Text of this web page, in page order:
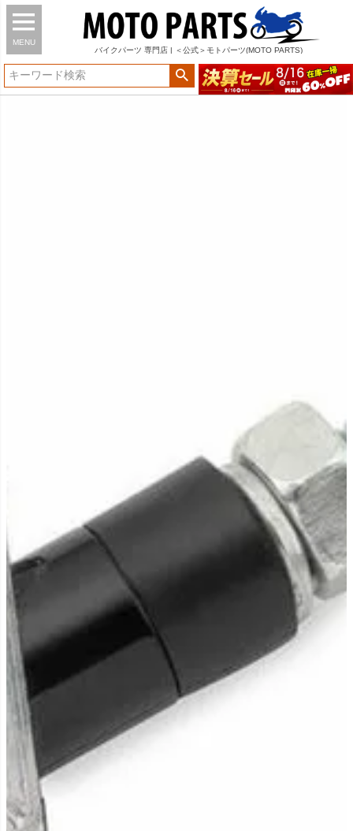
MENU
バイク パーツ 専門店 | ＜公式＞モトパーツ(MOTO PARTS)